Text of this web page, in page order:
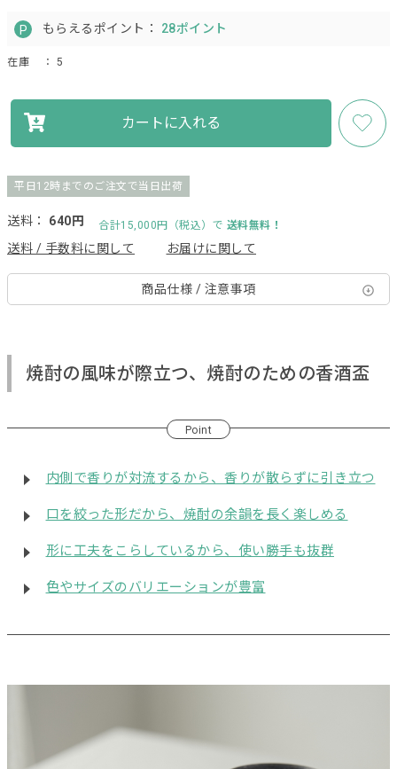
もらえるポイント： 28ポイント
在庫 ： 5
カートに入れる
平日12時までのご注文で当日出荷
送料： 640円 合計15,000円（税込）で 送料無料！
送料 / 手数料に関して お届けに関して
商品仕様 / 注意事項
焼酎の風味が際立つ、焼酎のための香酒盃
Point
内側で香りが対流するから、香りが散らずに引き立つ
口を絞った形だから、焼酎の余韻を長く楽しめる
形に工夫をこらしているから、使い勝手も抜群
色やサイズのバリエーションが豊富